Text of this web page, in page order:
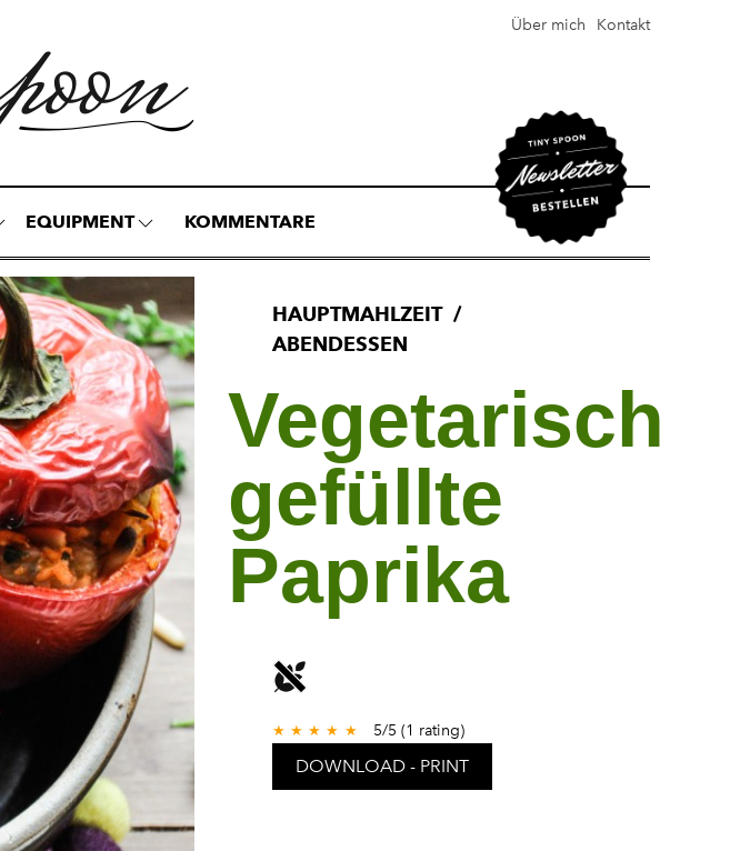
Über mich Kontakt
EQUIPMENT KOMMENTARE
HAUPTMAHLZEIT
ABENDESSEN
Vegetarisch
gefüllte
Paprika
★ ★ ★ ★ ★ 5/5 (1 rating)
DOWNLOAD - PRINT